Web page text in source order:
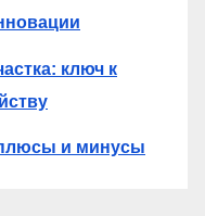
ключ к
плюсы и минусы